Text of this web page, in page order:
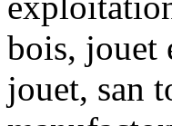
bois, jouet
jouet, san